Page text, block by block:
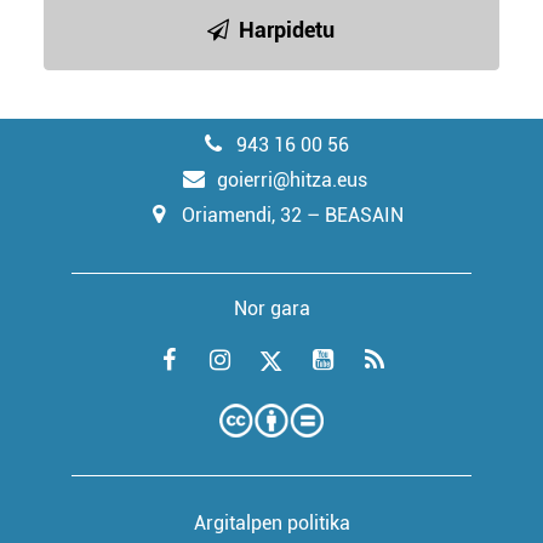
Harpidetu
943 16 00 56
goierri@hitza.eus
Oriamendi, 32 – BEASAIN
Nor gara
Argitalpen politika